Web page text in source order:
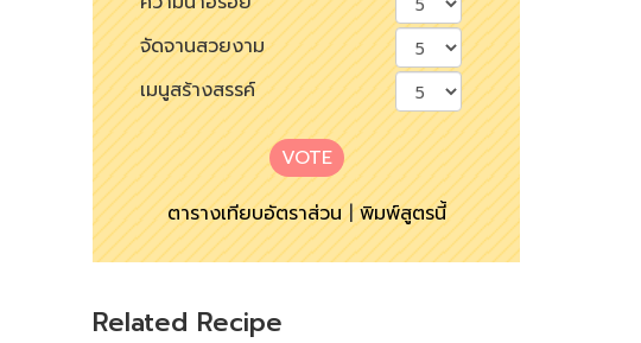
จัดจานสวยงาม
เมนูสร้างสรรค์
VOTE
ตารางเทียบอัตราส่วน|พิมพ์สูตรนี้
Related Recipe